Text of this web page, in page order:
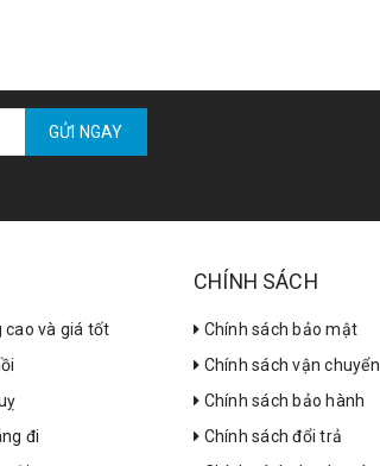
GỬI NGAY
cao và giá tốt
đi
CHÍNH SÁCH
Chính sách bảo mật
Chính sách vận chuyển
Chính sách bảo hành
Chính sách đổi trả